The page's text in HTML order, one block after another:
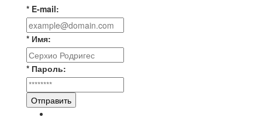
* E-mail:
* Имя:
* Пароль:
Отправить